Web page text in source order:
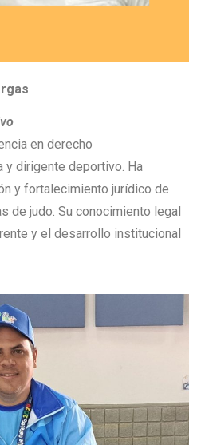
en derecho
y dirigente deportivo. Ha
y fortalecimiento jurídico de
de judo. Su conocimiento legal
y el desarrollo institucional